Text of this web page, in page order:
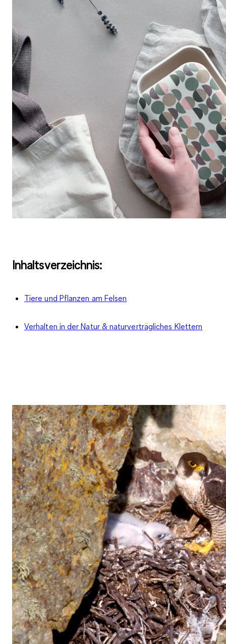
Inhaltsverzeichnis:
Tiere und Pflanzen am Felsen
Verhalten in der Natur & naturverträgliches Klettern